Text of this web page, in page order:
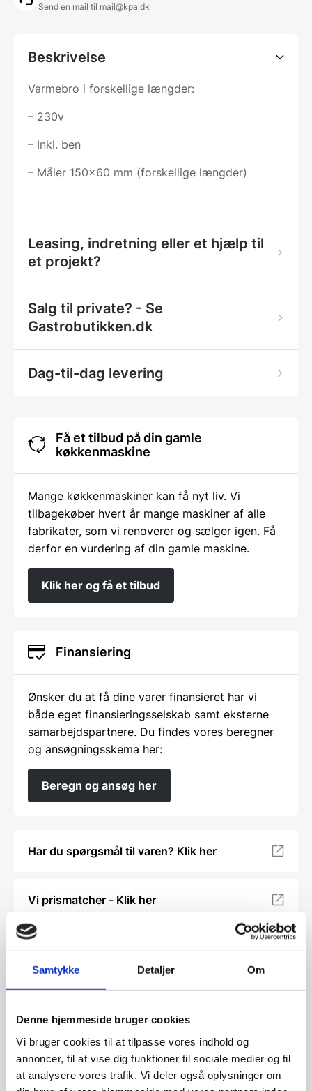
Samtykke Detaljer Om
Denne hjemmeside bruger cookies
Vi bruger cookies til at tilpasse vores indhold og
annoncer, til at vise dig funktioner til sociale medier og til
at analysere vores trafik. Vi deler også oplysninger om
Send en mail til mail@kpa.dk
Beskrivelse
Varmebro i forskellige længder:
– 230v
– Inkl. ben
– Måler 150×60 mm (forskellige længder)
Leasing, indretning eller et hjælp til
et projekt?
Salg til private? - Se
Gastrobutikken.dk
Dag-til-dag levering
Få et tilbud på din gamle
køkkenmaskine
Mange køkkenmaskiner kan få nyt liv. Vi
tilbagekøber hvert år mange maskiner af alle
fabrikater, som vi renoverer og sælger igen. Få
derfor en vurdering af din gamle maskine.
Klik her og få et tilbud
Finansiering
Ønsker du at få dine varer finansieret har vi
både eget finansieringsselskab samt eksterne
samarbejdspartnere. Du findes vores beregner
og ansøgningsskema her:
Beregn og ansøg her
Har du spørgsmål til varen? Klik her
Vi prismatcher - Klik her
Relaterede varer